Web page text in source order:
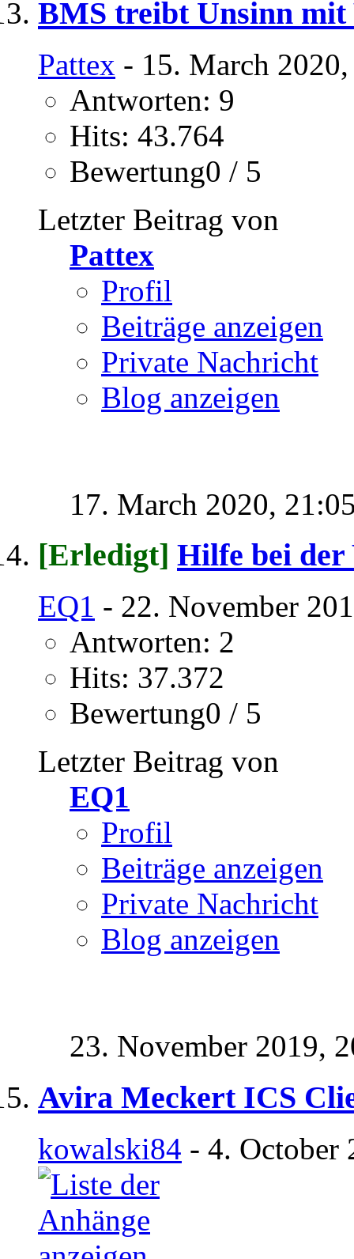
BMS treibt Unsinn
Pattex - 15. March
Antworten: 9
Hits: 43.764
Bewertung0 / 5
Letzter Beitrag von
Pattex
Profil
Beiträge anzeigen
Private Nachricht
Blog anzeigen
17. March 2020,
[Erledigt] Hilfe bei
EQ1 - 22. November
Antworten: 2
Hits: 37.372
Bewertung0 / 5
Letzter Beitrag von
EQ1
Profil
Beiträge anzeigen
Private Nachricht
Blog anzeigen
23. November 2019,
Avira Meckert ICS
kowalski84 - 4. October